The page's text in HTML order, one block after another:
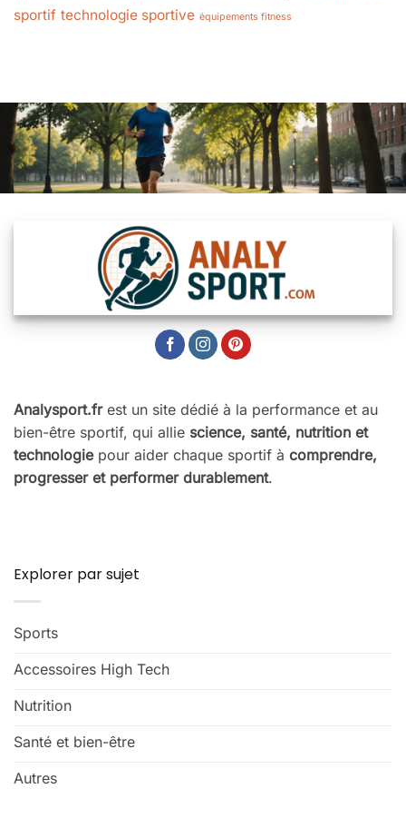
sportif technologie sportive équipements fitness
Analysport.frest un site dédié à la performance et au
bien-être sportif, qui allie science, santé, nutrition et
technologiepour aider chaque sportif à comprendre,
progresser et performer durablement.
Explorer par sujet
Sports
Accessoires High Tech
Nutrition
Santé et bien-être
Autres